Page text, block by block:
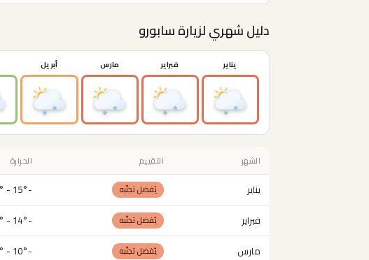
دليل شهري لزيارة سابورو
يناير فبراير مارس أبريل
الشهر التقييم الحرارة
يناير يُفضل تجنّبه -15° - 1°
فبراير
يُفضل تجنّبه -14° - 3°
مارس
يُفضل تجنّبه -10° - 10°